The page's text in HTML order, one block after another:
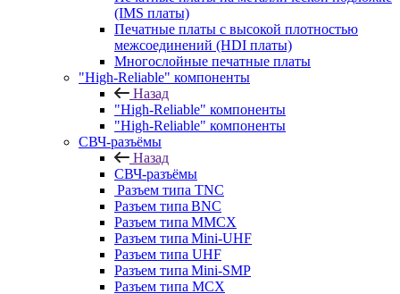
(IMS платы)
Печатные платы с высокой плотностью
межсоединений (HDI платы)
Многослойные печатные платы
"High-Reliable" компоненты
Назад
"High-Reliable" компоненты
"High-Reliable" компоненты
СВЧ-разъёмы
Назад
СВЧ-разъёмы
Разъем типа TNC
Разъем типа BNC
Разъем типа MMCX
Разъем типа Mini-UHF
Разъем типа UHF
Разъем типа Mini-SMP
Разъем типа MCX